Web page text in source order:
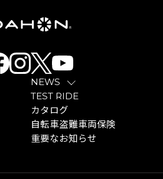
NEWS
TEST RIDE
カタログ
自転車盗難車両保険
重要なお知らせ